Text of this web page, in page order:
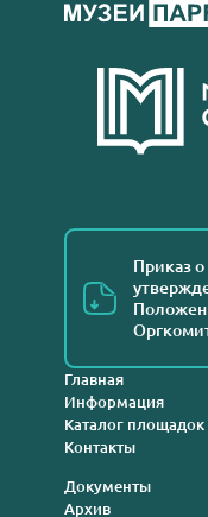
Приказ
Главная
Информация
Каталог площадок
Контакты
Документы
Архив